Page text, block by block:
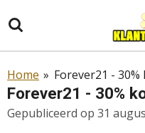
direct
naar
hoofdinhoud
Home » Forever21 -
Forever21 - 30%
Gepubliceerd op 31